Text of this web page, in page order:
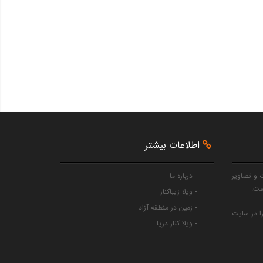
و تصاویر
در سایت
اطلاعات بیشتر
- درباره ما
- ویلا زیباکنار
- زمین در منطقه آزاد
- ویلا کنار دریا